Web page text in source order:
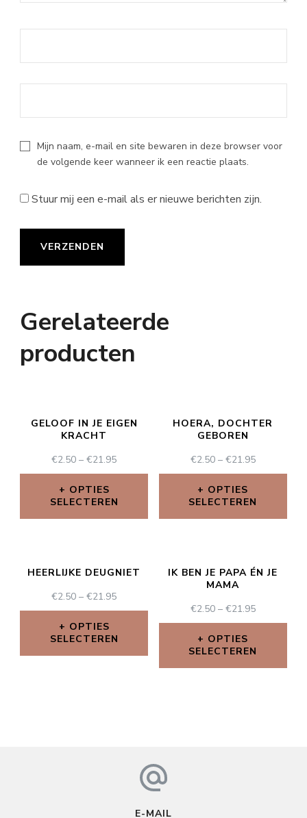
Mijn naam, e-mail en site bewaren in deze browser voor
de volgende keer wanneer ik een reactie plaats.
Stuur mij een e-mail als er nieuwe berichten zijn.
Gerelateerde
producten
GELOOF IN JE EIGEN
KRACHT
€2.50 –€21.95
OPTIES
SELECTEREN
HOERA, DOCHTER
GEBOREN
€2.50– €21.95
OPTIES
SELECTEREN
HEERLIJKE DEUGNIET
€2.50 –€21.95
OPTIES
SELECTEREN
IK BEN JE PAPA ÉN JE
MAMA
€2.50– €21.95
OPTIES
SELECTEREN
E-MAIL